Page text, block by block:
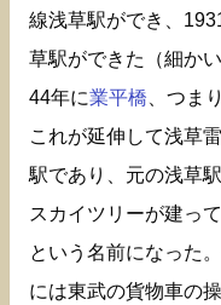
線浅草駅ができ、
草駅ができた（細か
44年に業平橋 、つま
これが延伸して浅草
駅であり、元の浅草
スカイツリーが建っ
という名前になった
には東武の貨物車の